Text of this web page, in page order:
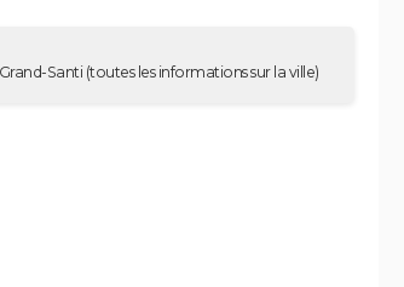
Grand-Santi(toutes les informations sur la ville)